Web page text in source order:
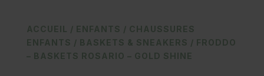
ACCUEIL / ENFANTS / CHAUSSURES
ENFANTS / BASKETS & SNEAKERS / FRODDO
– BASKETS ROSARIO – GOLD SHINE